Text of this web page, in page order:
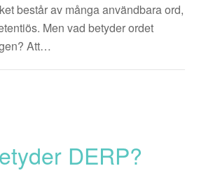
består av många användbara ord,
Men vad betyder ordet
Att…
DERP?